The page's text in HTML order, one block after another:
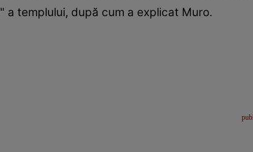
" a templului, după cum a explicat Muro.